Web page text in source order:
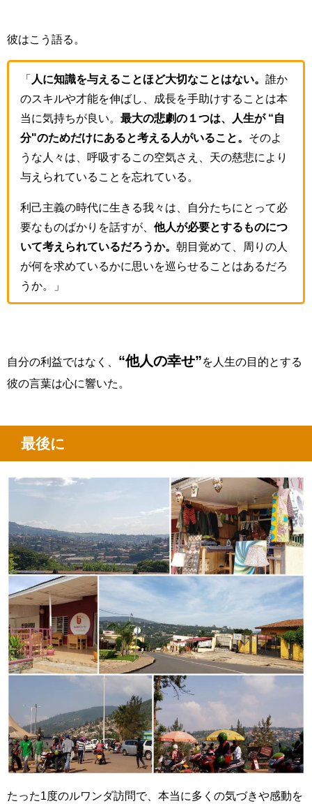
彼はこう語る。
「 人に知識を与えることほど大切なことはない。 誰か
のスキルや才能を伸ばし、成長を手助けすることは本
当に気持ちが良い。 最大の悲劇の１つは、人生が “自
分"のためだけにあると考える人がいること。 そのよ
うな人々は、呼吸するこの空気さえ、天の慈悲により
与えられていることを忘れている。
利己主義の時代に生きる我々は、自分たちにとって必
要なものばかりを話すが、 他人が必要とするものにつ
いて考えられているだろうか。 朝目覚めて、周りの人
が何を求めているかに思いを巡らせることはあるだろ
うか。」
自分の利益ではなく、 “他人の幸せ”を人生の目的とする
彼の言葉は心に響いた。
最後に
たった1 度のルワンダ訪問で、本当に多くの気づきや感動を